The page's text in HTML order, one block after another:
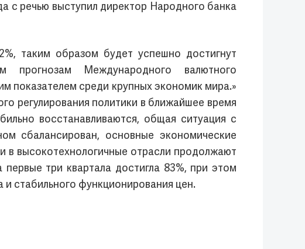
с речью выступил директор Народного банка
таким образом будет успешно достигнут
Международного валютного
показателем среди крупных экономик мира.»
регулирования политики в ближайшее время
восстанавливаются, общая ситуация с
сбалансирован, основные экономические
в высокотехнологичные отрасли продолжают
три квартала достигла 83%, при этом
стабильного функционирования цен.